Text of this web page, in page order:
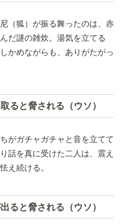
（狐）が振る舞ったのは、赤
だ謎の雑炊。湯気を立てる
かめながらも、ありがたがっ
ると脅される（ウソ）
がガチャガチャと音を立てて
を真に受けた二人は、震え
え続ける。
ると脅される（ウソ）